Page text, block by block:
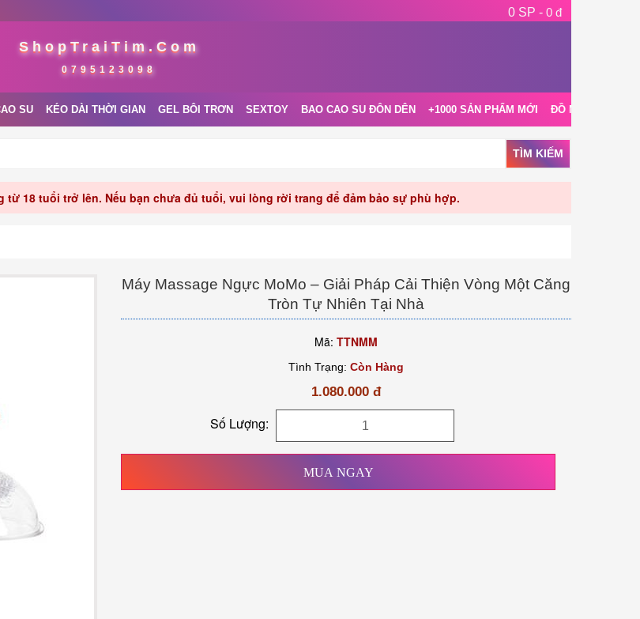
0 SP - 0 đ
ShopTraiTim.Com
0795123098
SU KÉO DÀI THỜI GIAN GEL BÔI TRƠN SEXTOY BAO CAO SU ĐÔN DÊN +1000 SẢN PHẨM MỚI ĐỒ NGỦ NỘI Y
TÌM KIẾM
18 tuổi trở lên. Nếu bạn chưa đủ tuổi, vui lòng rời trang để đảm bảo sự phù hợp.
Máy Massage Ngực MoMo – Giải Pháp Cải Thiện Vòng Một Căng
Tròn Tự Nhiên Tại Nhà
Mã: TTNMM
Tình Trạng: Còn Hàng
1.080.000 đ
Số Lượng:
MUA NGAY